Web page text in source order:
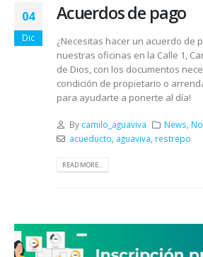
04
Dic
Acuerdos de pago
¿Necesitas hacer un acuerdo de
nuestras oficinas en la Calle 1,
de Dios, con los documentos
condición de propietario o
para ayudarte a ponerte al día!
By camilo_aguaviva News,
acueducto, aguaviva, restrepo
READ MORE...